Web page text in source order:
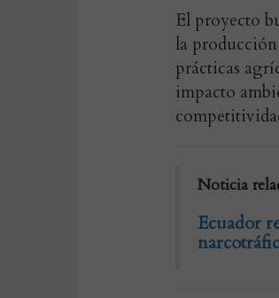
El proyecto
la producción
prácticas
impacto
Noticia
Ecuador